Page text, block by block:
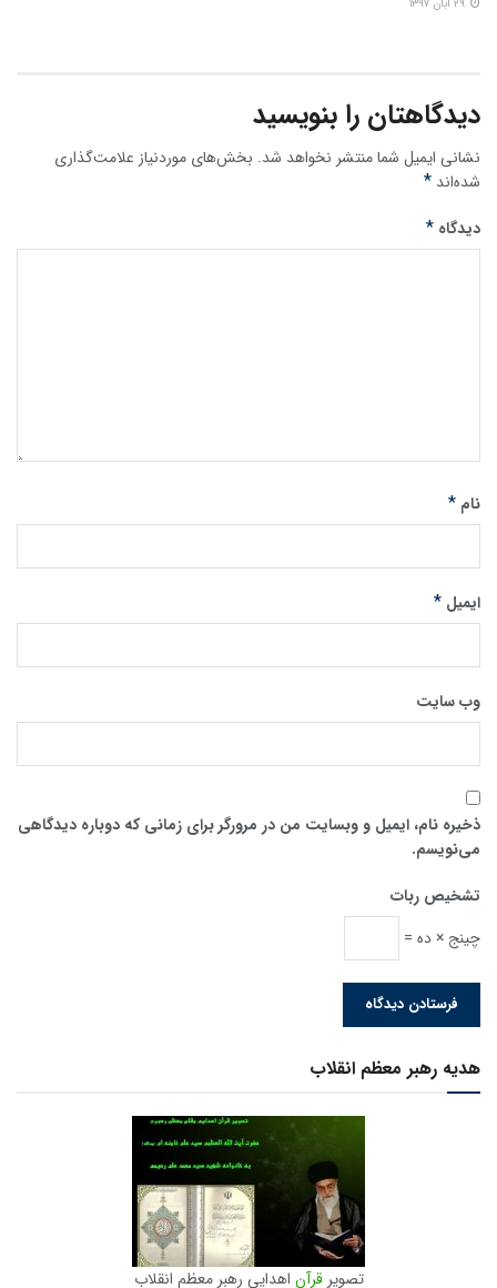
دیدگاهتان را بنویسید
نشانی ایمیل شما منتشر نخواهد شد. بخش‌های موردنیاز علامت‌گذاری
شده‌اند *
دیدگاه *
نام *
ایمیل *
وب‌ سایت
ذخیره نام، ایمیل و وبسایت من در مرورگر برای زمانی که دوباره دیدگاهی
می‌نویسم.
تشخیص ربات
چینج × ده =
هدیه رهبر معظم انقلاب
تصویرقرآن اهدایی رهبر معظم انقلاب